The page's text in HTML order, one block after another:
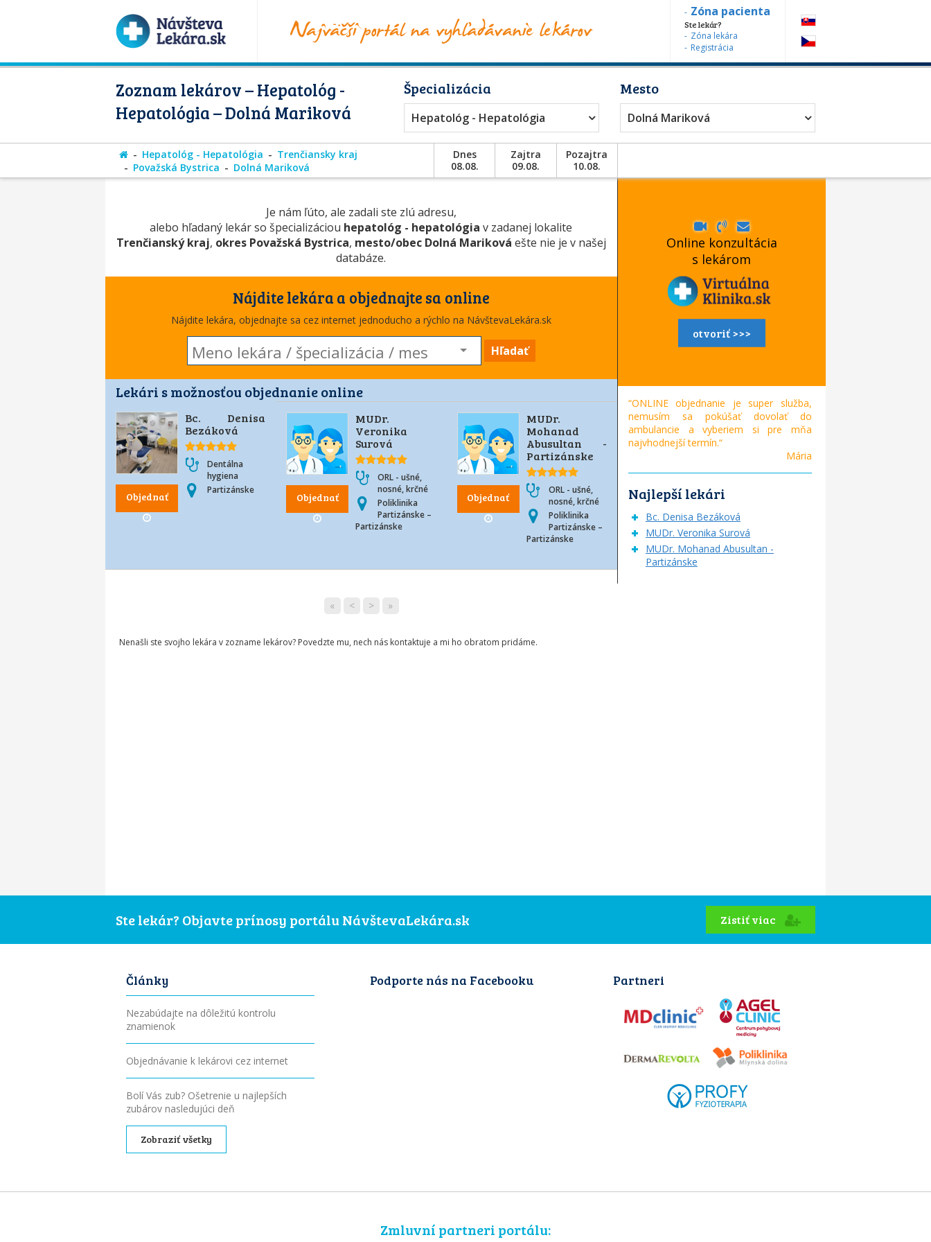
Zóna pacienta
Ste lekár?
Zóna lekára
Registrácia
Zoznam lekárov – Hepatológ -
Hepatológia – Dolná Mariková
Špecializácia
Hepatológ - Hepatológia
Mesto
Dolná Mariková
Hepatológ - Hepatológia
Trenčiansky kraj
Považská Bystrica
Dolná Mariková
Dnes
08.08.
Zajtra
09.08.
Pozajtra
10.08.
Je nám ľúto, ale zadali ste zlú adresu,
alebo hľadaný lekár so špecializáciou hepatológ - hepatológia v zadanej lokalite
Trenčianský kraj, okres Považská Bystrica, mesto/obec Dolná Mariková ešte nie je v našej
databáze.
Nájdite lekára a objednajte sa online
Nájdite lekára, objednajte sa cez internet jednoducho a rýchlo na NávštevaLekára.sk
Hľadať
Lekári s možnosťou objednanie online
Objednať
Bc. Denisa
Bezáková
Dentálna
hygiena
Partizánske
Objednať
MUDr.
Veronika
Surová
ORL - ušné,
nosné, krčné
Poliklinika
Partizánske –
Partizánske
Objednať
MUDr.
Mohanad
Abusultan -
Partizánske
ORL - ušné,
nosné, krčné
Poliklinika
Partizánske –
Partizánske
« < > »
Nenašli ste svojho lekára v zozname lekárov? Povedzte mu, nech nás kontaktuje a mi ho obratom pridáme.
Online konzultácia
s lekárom
otvoriť >>>
“ONLINE objednanie je super služba,
nemusím sa pokúšať dovolať do
ambulancie a vyberiem si pre mňa
najvhodnejší termín.“
Mária
Najlepší lekári
Bc. Denisa Bezáková
MUDr. Veronika Surová
MUDr. Mohanad Abusultan -
Partizánske
Ste lekár? Objavte prínosy portálu NávštevaLekára.sk Zistiť viac
Články
Nezabúdajte na dôležitú kontrolu
znamienok
Objednávanie k lekárovi cez internet
Bolí Vás zub? Ošetrenie u najlepších
zubárov nasledujúci deň
Zobraziť všetky
Podporte nás na Facebooku Partneri
Zmluvní partneri portálu: